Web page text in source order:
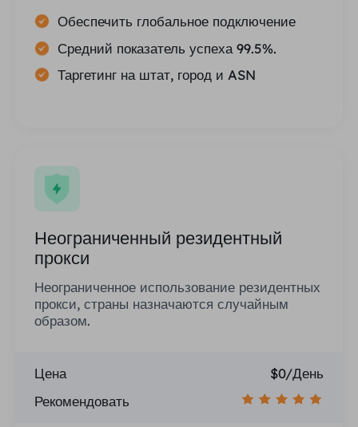
Обеспечить глобальное подключение
Средний показатель успеха 99.5%.
Таргетинг на штат, город и ASN
Неограниченный резидентный
прокси
Неограниченное использование резидентных
прокси, страны назначаются случайным
образом.
Цена
$0/День
Рекомендовать